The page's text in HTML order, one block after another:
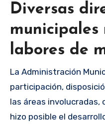
Diversas
municipales
labores de
La Administración
participación,
las áreas involucradas,
hizo posible el